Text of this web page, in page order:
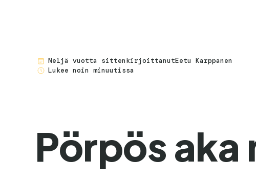
neljä vuotta sittenkirjoittanutEetu Karppanen
Lukee noin minuutissa
Pörpös